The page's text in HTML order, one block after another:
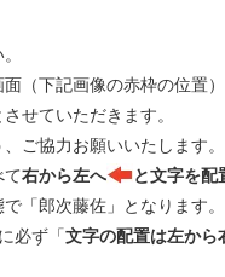
（下記画像の赤枠の位置
せていただきます。
ご協力お願いいたします。
て右から左へ
と文字を配
「郎次藤佐」となります。
必ず「文字の配置は左から